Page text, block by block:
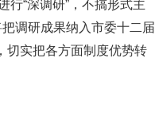
“深调研”，不搞形式主
调研成果纳入市委十二届
切实把各方面制度优势转